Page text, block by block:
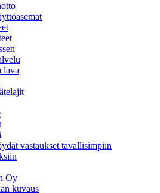
lava
vastaukset tavallisimpiin
Oy
kuvaus